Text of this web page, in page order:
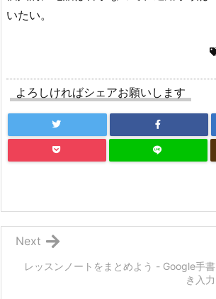
いたい。
よろしければシェアお願いします
レッスンノートをまとめよう - Google手書
き入力
Next